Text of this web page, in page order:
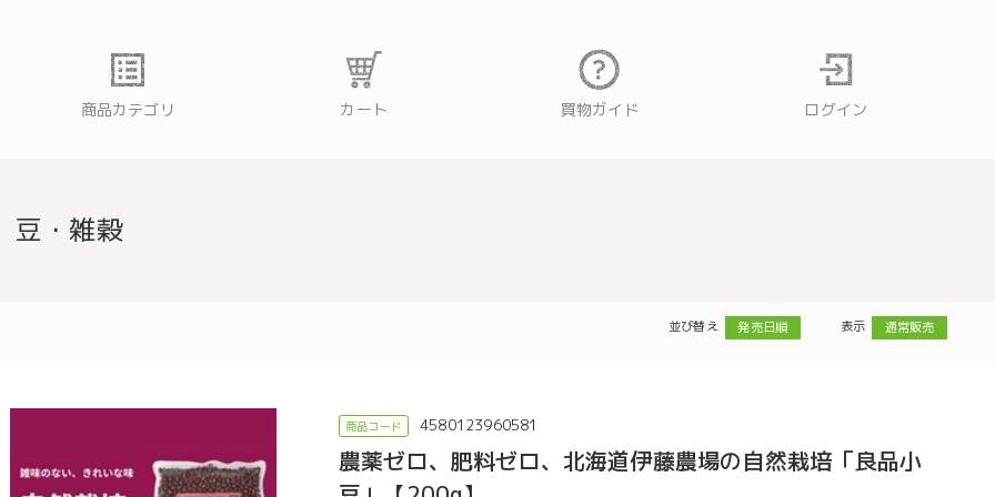
商品カテゴリ カート 買物ガイド ログイン
豆・雑穀
並び替え 発売日順 表示 通常販売
4580123960581
農薬ゼロ、肥料ゼロ、北海道伊藤農場の自然栽培「良品小